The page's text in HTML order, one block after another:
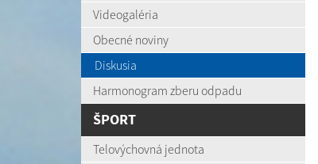
Videogaléria
Obecné noviny
Diskusia
Harmonogram zberu odpadu
ŠPORT
Telovýchovná jednota